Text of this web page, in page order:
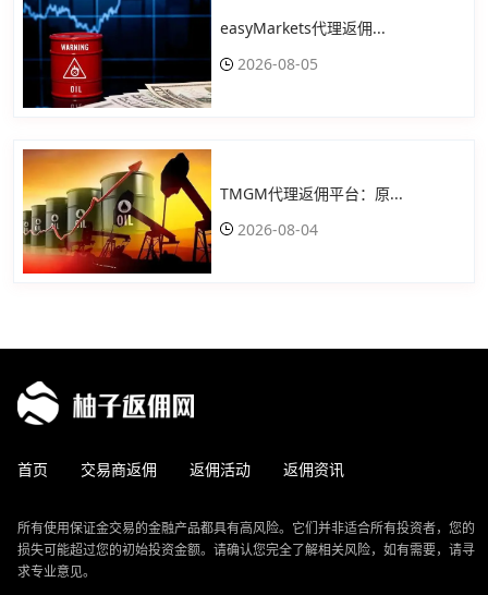
easyMarkets代理返佣...
2026-08-05
TMGM代理返佣平台：原...
2026-08-04
首页 交易商返佣 返佣活动 返佣资讯
所有使用保证金交易的金融产品都具有高风险。它们并非适合所有投资者，您的
损失可能超过您的初始投资金额。请确认您完全了解相关风险，如有需要，请寻
求专业意见。